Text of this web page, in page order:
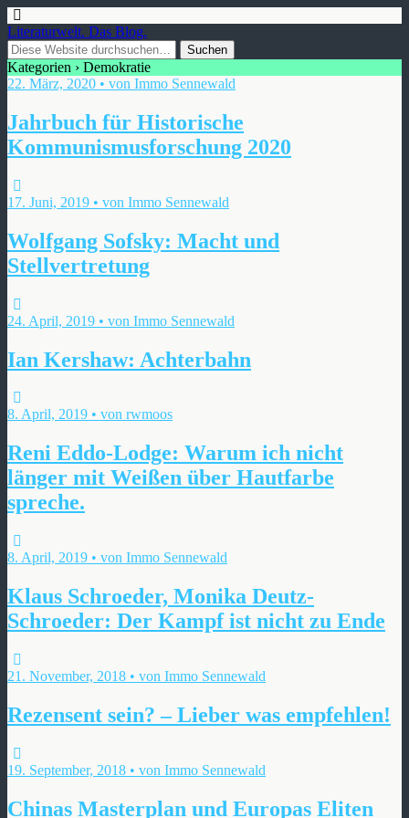
Literaturwelt. Das Blog.
Kategorien › Demokratie
22. März, 2020 • von Immo Sennewald
Jahrbuch für Historische
Kommunismusforschung 2020
17. Juni, 2019 • von Immo Sennewald
Wolfgang Sofsky: Macht und
Stellvertretung
24. April, 2019 • von Immo Sennewald
Ian Kershaw: Achterbahn
8. April, 2019 • von rwmoos
Reni Eddo-Lodge: Warum ich nicht
länger mit Weißen über Hautfarbe
spreche.
8. April, 2019 • von Immo Sennewald
Klaus Schroeder, Monika Deutz-
Schroeder: Der Kampf ist nicht zu Ende
21. November, 2018 • von Immo Sennewald
Rezensent sein? – Lieber was empfehlen!
19. September, 2018 • von Immo Sennewald
Chinas Masterplan und Europas Eliten